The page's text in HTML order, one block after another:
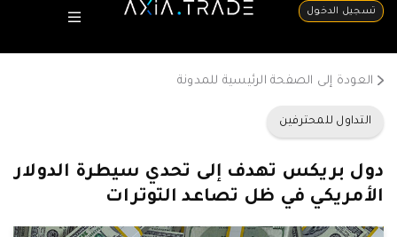
تسجيل الدخول
العودة إلى الصفحة الرئيسية للمدونة
التداول للمحترفين
دول بريكس تهدف إلى تحدي سيطرة الدولار
الأمريكي في ظل تصاعد التوترات